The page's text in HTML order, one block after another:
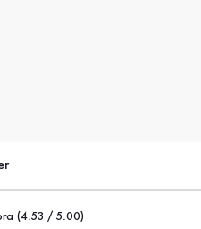
(4.53 / 5.00)